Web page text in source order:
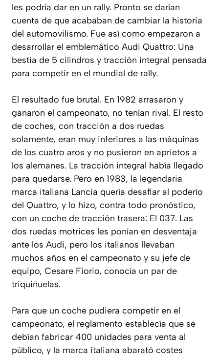
les podría dar en un rally. Pronto se darían
cuenta de que acababan de cambiar la historia
del automovilismo. Fue así como empezaron a
desarrollar el emblemático Audi Quattro: Una
bestia de 5 cilindros y tracción integral pensada
para competir en el mundial de rally.
El resultado fue brutal. En 1982 arrasaron y
ganaron el campeonato, no tenían rival. El resto
de coches, con tracción a dos ruedas
solamente, eran muy inferiores a las máquinas
de los cuatro aros y no pusieron en aprietos a
los alemanes. La tracción integral había llegado
para quedarse. Pero en 1983, la legendaria
marca italiana Lancia quería desafiar al poderío
del Quattro, y lo hizo, contra todo pronóstico,
con un coche de tracción trasera: El 037. Las
dos ruedas motrices les ponían en desventaja
ante los Audi, pero los italianos llevaban
muchos años en el campeonato y su jefe de
equipo, Cesare Fiorio, conocía un par de
triquiñuelas.
Para que un coche pudiera competir en el
campeonato, el reglamento establecía que se
debían fabricar 400 unidades para venta al
público, y la marca italiana abarató costes